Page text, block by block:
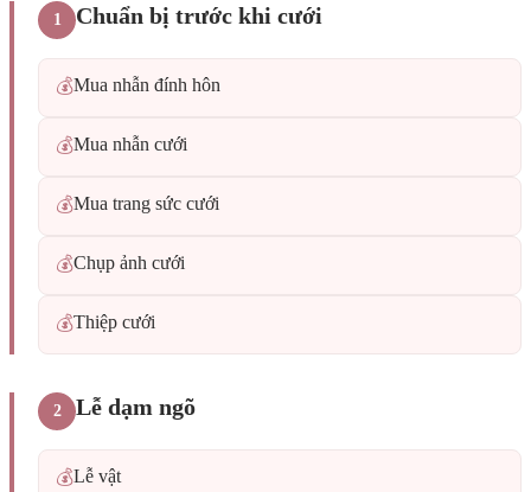
1 Chuẩn bị trước khi cưới
💰Mua nhẫn đính hôn
💰Mua nhẫn cưới
💰Mua trang sức cưới
💰Chụp ảnh cưới
💰Thiệp cưới
2 Lễ dạm ngõ
💰Lễ vật